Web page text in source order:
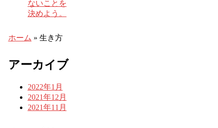
ないことを
決めよう。
ホーム » 生き方
アーカイブ
2022年1月
2021年12月
2021年11月